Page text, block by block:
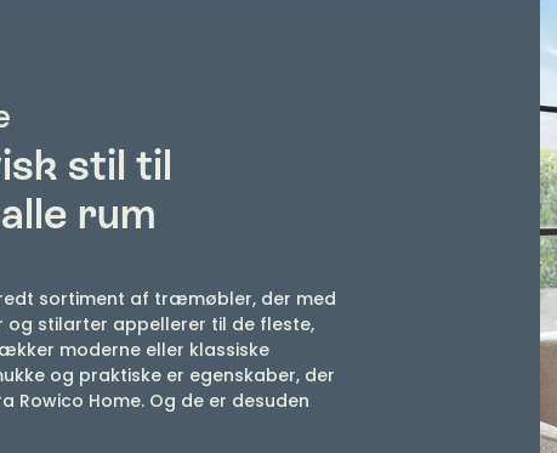
stil til
rum
sortiment af træmøbler, der med
og stilarter appellerer til de fleste,
moderne eller klassiske
og praktiske er egenskaber, der
Rowico Home. Og de er desuden